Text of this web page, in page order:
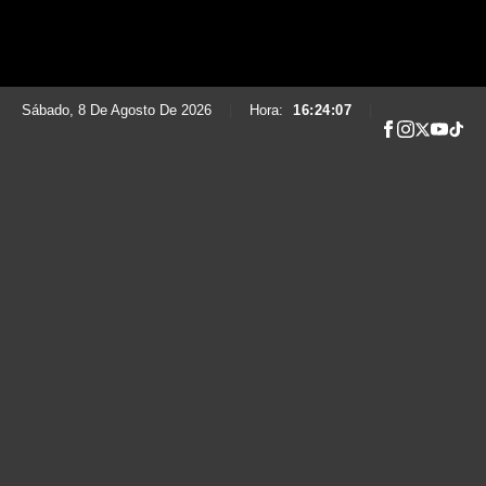
Sábado, 8 De Agosto De 2026 Hora: 16:24:08